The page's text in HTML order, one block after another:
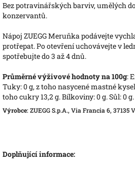
Bez potravinářských barviv, umělých
konzervantů.
Nápoj ZUEGG Meruňka podávejte
protřepat. Po otevření uchovávejte v
spotřebujte do 3 až 4 dnů.
Průměrné výživové hodnoty na 100g:
Tuky: 0 g, z toho nasycené mastné
toho cukry 13,2 g. Bílkoviny: 0 g. Sůl: 0 g.
Výrobce: ZUEGG S.p.A., Via Francia 6, 37135
Doplňující informace: